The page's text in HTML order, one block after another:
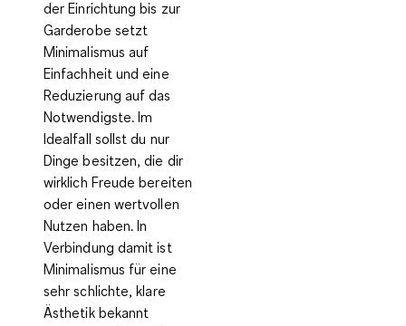
der Einrichtung bis zur
Garderobe setzt
Minimalismus auf
Einfachheit und eine
Reduzierung auf das
Notwendigste. Im
Idealfall sollst du nur
Dinge besitzen, die dir
wirklich Freude bereiten
oder einen wertvollen
Nutzen haben. In
Verbindung damit ist
Minimalismus für eine
sehr schlichte, klare
Ästhetik bekannt